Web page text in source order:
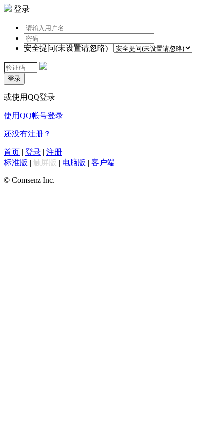
登录
安全提问(未设置请忽略)
登录
或使用QQ登录
使用QQ帐号登录
还没有注册？
首页 | 登录 | 注册
标准版 | 触屏版 | 电脑版 | 客户端
© Comsenz Inc.